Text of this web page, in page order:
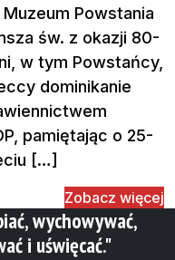
Powstania
św. z okazji 80-
w tym Powstańcy,
dominikanie
pamiętając o 25-
[…]
Zobacz więcej
wychowywać,
i uświęcać."